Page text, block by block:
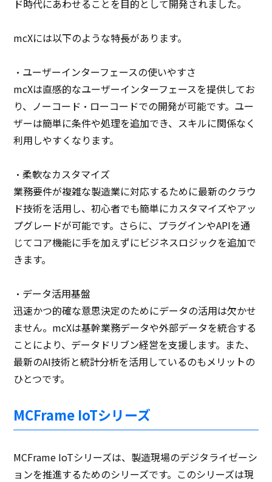
ド時代にあわせることを目的として開発されました。
mcXには以下のような特長があります。
・ユーザーインターフェースの使いやすさ
mcXは直感的なユーザーインターフェースを提供してお
り、ノーコード・ローコードでの開発が可能です。ユー
ザーは簡単に条件や処理を追加でき、スキルに関係なく
利用しやすくなります。
・柔軟なカスタマイズ
業務要件が複雑な製造業に対応するために最新のクラウ
ド技術を活用し、初心者でも簡単にカスタマイズやアッ
プグレードが可能です。さらに、プラグインやAPIを通
じてコア機能に手を加えずにビジネスロジックを追加で
きます。
・データ活用基盤
迅速かつ的確な意思決定のためにデータの活用は欠かせ
ません。mcXは基幹業務データや外部データを統合する
ことにより、データドリブン経営を支援します。また、
最新のAI技術と統計分析を活用しているのもメリットの
ひとつです。
MCFrame IoTシリーズ
MCFrame IoTシリーズは、製造現場のデジタライゼーシ
ョンを推進するためのシリーズです。このシリーズは現